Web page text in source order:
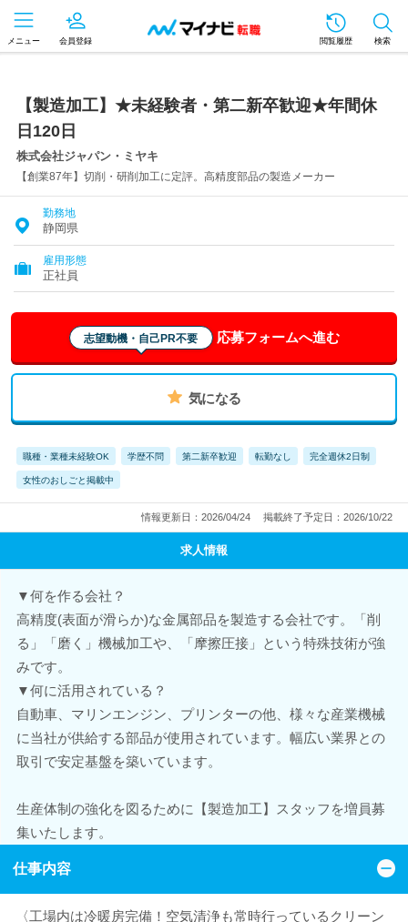
メニュー 会員登録 閲覧履歴 検索
【製造加工】★未経験者・第二新卒歓迎★年間休
日120日
株式会社ジャパン・ミヤキ
【創業87年】切削・研削加工に定評。高精度部品の製造メーカー
勤務地
静岡県
雇用形態
正社員
志望動機・自己PR不要 応募フォームへ進む
気になる
職種・業種未経験OK 学歴不問 第二新卒歓迎 転勤なし 完全週休2日制
女性のおしごと掲載中
情報更新日：2026/04/24 掲載終了予定日：2026/10/22
求人情報
▼何を作る会社？
高精度(表面が滑らか)な金属部品を製造する会社です。「削
る」「磨く」機械加工や、「摩擦圧接」という特殊技術が強
みです。
▼何に活用されている？
自動車、マリンエンジン、プリンターの他、様々な産業機械
に当社が供給する部品が使用されています。幅広い業界との
取引で安定基盤を築いています。
生産体制の強化を図るために【製造加工】スタッフを増員募
集いたします。
仕事内容
〈工場内は冷暖房完備！空気清浄も常時行っているクリーン